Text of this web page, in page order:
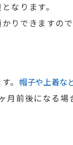
なります。
りできますの
。 帽子や上着な
月前後になる